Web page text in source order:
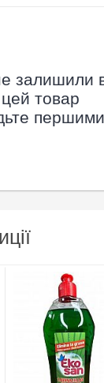
залишили
цей товар
першими